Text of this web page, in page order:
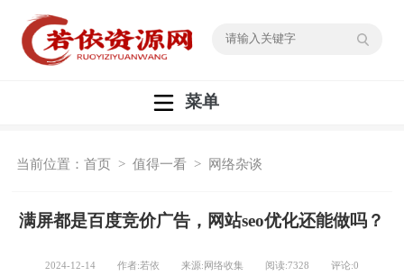
菜单
当前位置：首页 >值得一看 > 网络杂谈
满屏都是百度竞价广告，网站seo优化还能做吗？
2024-12-14 作者:若依 来源:网络收集 阅读:7328 评论:0